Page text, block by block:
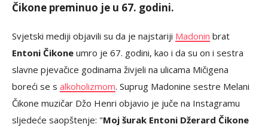
Čikone preminuo je u 67. godini.
Svjetski mediji objavili su da je najstariji Madonin brat
Entoni Čikone umro je 67. godini, kao i da su on i sestra
slavne pjevačice godinama živjeli na ulicama Mičigena
boreći se s alkoholizmom. Suprug Madonine sestre Melani
Čikone muzičar Džo Henri objavio je juče na Instagramu
sljedeće saopštenje: "Moj šurak Entoni Džerard Čikone